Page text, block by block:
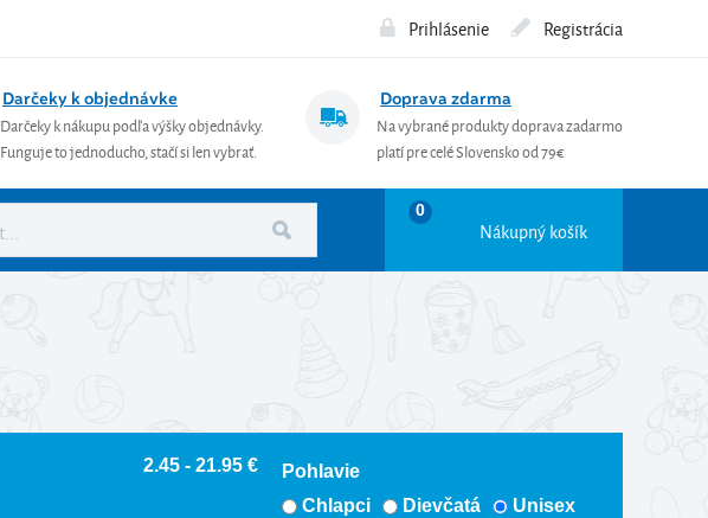
Prihlásenie Registrácia
Darčeky k objednávke
Darčeky k nákupu podľa výšky objednávky.
Funguje to jednoducho, stačí si len vybrať.
Doprava zdarma
Na vybrané produkty doprava zadarmo
platí pre celé Slovensko od 79€
0
Nákupný košík
2.45 - 21.95 €
Pohlavie
Chlapci
Dievčatá Unisex